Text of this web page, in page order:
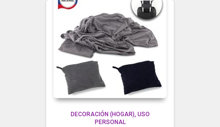
DECORACIÓN (HOGAR) USO
PERSONAL